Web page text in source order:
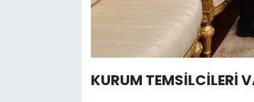
KURUM TEMSİLCİLERİ